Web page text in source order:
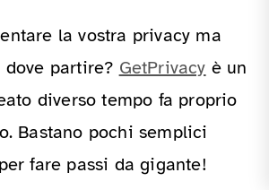
la vostra privacy ma
dove partire? GetPrivacy è un
diverso tempo fa proprio
Bastano pochi semplici
fare passi da gigante!